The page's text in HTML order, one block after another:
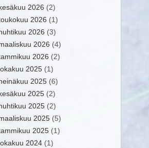
2026 (2)
2026 (1)
2026 (3)
2026 (4)
2026 (2)
2025 (1)
2025 (6)
2025 (2)
2025 (2)
2025 (5)
2025 (1)
2024 (1)